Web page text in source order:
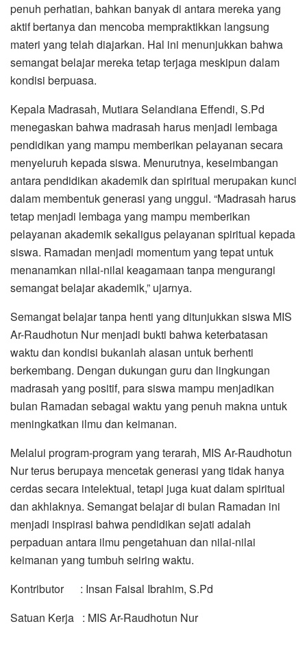
penuh perhatian, bahkan banyak di antara mereka yang
aktif bertanya dan mencoba mempraktikkan langsung
materi yang telah diajarkan. Hal ini menunjukkan bahwa
semangat belajar mereka tetap terjaga meskipun dalam
kondisi berpuasa.
Kepala Madrasah, Mutiara Selandiana Effendi, S.Pd
menegaskan bahwa madrasah harus menjadi lembaga
pendidikan yang mampu memberikan pelayanan secara
menyeluruh kepada siswa. Menurutnya, keseimbangan
antara pendidikan akademik dan spiritual merupakan kunci
dalam membentuk generasi yang unggul. “Madrasah harus
tetap menjadi lembaga yang mampu memberikan
pelayanan akademik sekaligus pelayanan spiritual kepada
siswa. Ramadan menjadi momentum yang tepat untuk
menanamkan nilai-nilai keagamaan tanpa mengurangi
semangat belajar akademik,” ujarnya.
Semangat belajar tanpa henti yang ditunjukkan siswa MIS
Ar-Raudhotun Nur menjadi bukti bahwa keterbatasan
waktu dan kondisi bukanlah alasan untuk berhenti
berkembang. Dengan dukungan guru dan lingkungan
madrasah yang positif, para siswa mampu menjadikan
bulan Ramadan sebagai waktu yang penuh makna untuk
meningkatkan ilmu dan keimanan.
Melalui program-program yang terarah, MIS Ar-Raudhotun
Nur terus berupaya mencetak generasi yang tidak hanya
cerdas secara intelektual, tetapi juga kuat dalam spiritual
dan akhlaknya. Semangat belajar di bulan Ramadan ini
menjadi inspirasi bahwa pendidikan sejati adalah
perpaduan antara ilmu pengetahuan dan nilai-nilai
keimanan yang tumbuh seiring waktu.
Kontributor : Insan Faisal Ibrahim, S.Pd
Satuan Kerja : MIS Ar-Raudhotun Nur